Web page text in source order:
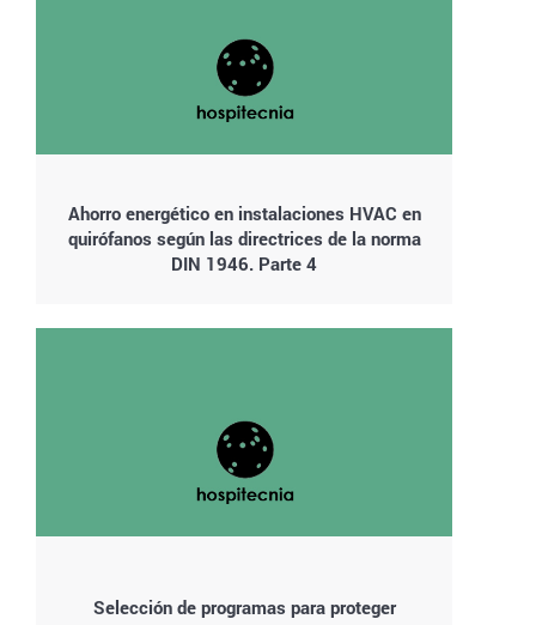
Ahorro energético en instalaciones HVAC en
quirófanos según las directrices de la norma
DIN 1946. Parte 4
Selección de programas para proteger